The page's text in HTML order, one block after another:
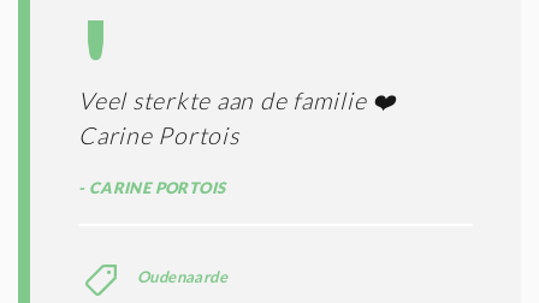
Veel sterkte aan de familie ❤️
Carine Portois
CARINE PORTOIS
Oudenaarde